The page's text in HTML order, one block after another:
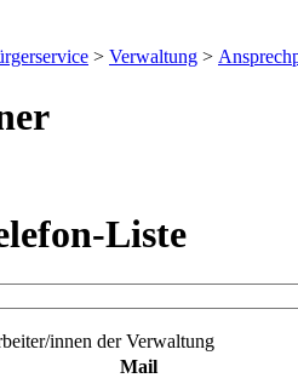
> Verwaltung >
Liste
innen der Verwaltung
Mail